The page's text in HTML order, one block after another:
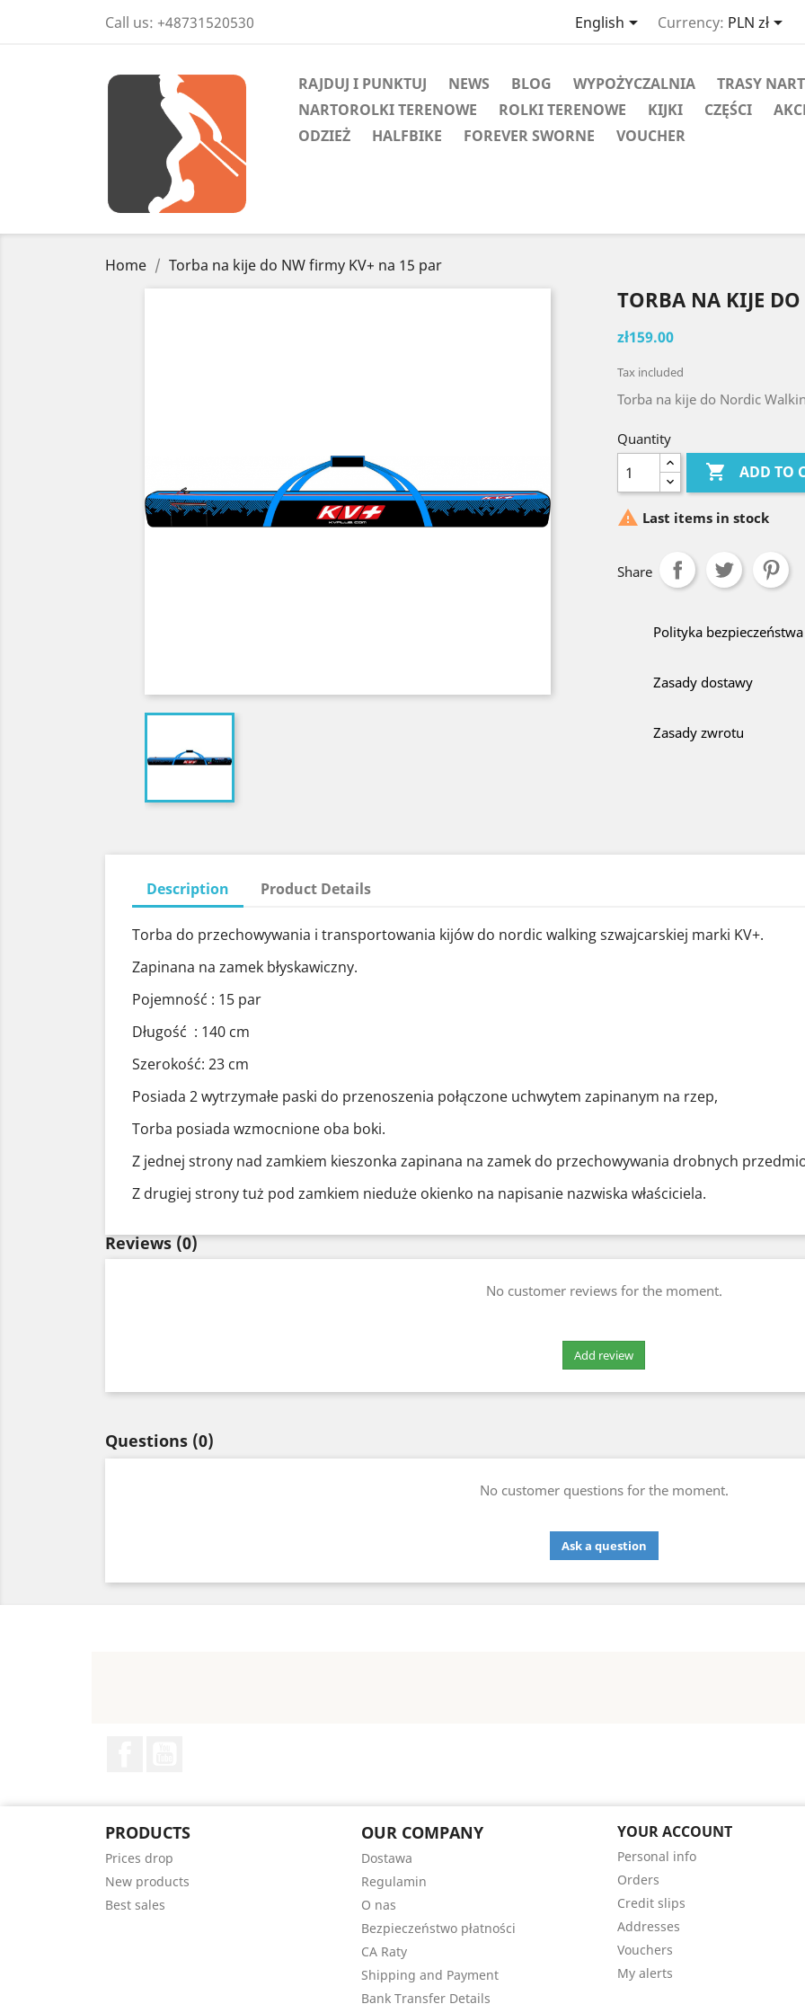
Call us: +48731520530 English Currency: PLN zł
RAJDUJ I PUNKTUJ NEWS BLOG WYPOŻYCZALNIA
TRASY
NARTOROLKI TERENOWE
ROLKI TERENOWE KIJKI CZĘŚCI
ODZIEŻ
HALFBIKE FOREVER SWORNE VOUCHER
Home Torba na kije do NW firmy KV+ na 15 par
TORBA NA KIJE
zł159.00
Tax included
Torba na kije do Nordic
Quantity
 ADD TO
 Last items in stock
Share
Polityka bezpieczeństwa
Zasady dostawy
Zasady zwrotu
Description Product Details
Torba do przechowywania i transportowania kijów do nordic walking szwajcarskiej marki KV+.
Zapinana na zamek błyskawiczny.
Pojemność : 15 par
Długość : 140 cm
Szerokość: 23 cm
Posiada 2 wytrzymałe paski do przenoszenia połączone uchwytem zapinanym na rzep,
Torba posiada wzmocnione oba boki.
Z jednej strony nad zamkiem kieszonka zapinana na zamek do przechowywania drobnych
Z drugiej strony tuż pod zamkiem nieduże okienko na napisanie nazwiska właściciela.
Reviews(0)
No customer reviews for the moment.
Questions (0)
No customer questions for the moment.
Ask a question
PRODUCTS
Prices drop
New products
Best sales
OUR COMPANY
Dostawa
Regulamin
O nas
Bezpieczeństwo płatności
CA Raty
Shipping and Payment
Bank Transfer Details
YOUR ACCOUNT
Personal info
Orders
Credit slips
Addresses
Vouchers
My alerts